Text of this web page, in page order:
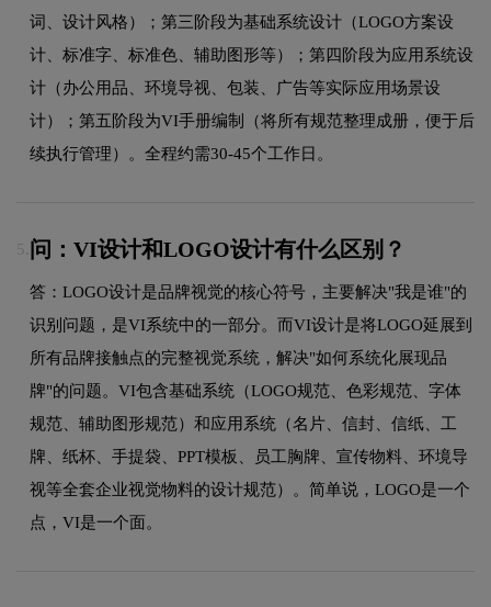
词、设计风格）；第三阶段为基础系统设计（LOGO方案设
计、标准字、标准色、辅助图形等）；第四阶段为应用系统设
计（办公用品、环境导视、包装、广告等实际应用场景设
计）；第五阶段为VI手册编制（将所有规范整理成册，便于后
续执行管理）。全程约需30-45个工作日。
5. 问：VI设计和LOGO设计有什么区别？
答：LOGO设计是品牌视觉的核心符号，主要解决"我是谁"的
识别问题，是VI系统中的一部分。而VI设计是将LOGO延展到
所有品牌接触点的完整视觉系统，解决"如何系统化展现品
牌"的问题。VI包含基础系统（LOGO规范、色彩规范、字体
规范、辅助图形规范）和应用系统（名片、信封、信纸、工
牌、纸杯、手提袋、PPT模板、员工胸牌、宣传物料、环境导
视等全套企业视觉物料的设计规范）。简单说，LOGO是一个
点，VI是一个面。